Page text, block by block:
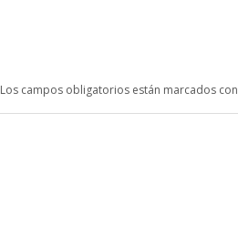
Los campos obligatorios están marcados con